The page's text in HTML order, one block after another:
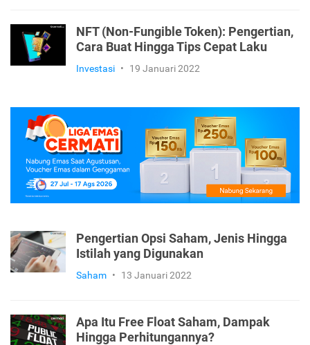
NFT (Non-Fungible Token): Pengertian,
Cara Buat Hingga Tips Cepat Laku
Investasi • 19 Januari 2022
Pengertian Opsi Saham, Jenis Hingga
Istilah yang Digunakan
Saham • 13 Januari 2022
Apa Itu Free Float Saham, Dampak
Hingga Perhitungannya?